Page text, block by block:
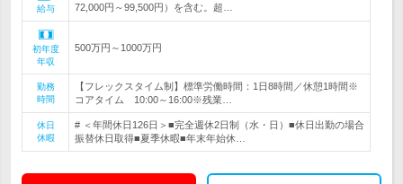
給与
72,000円～99,500円）を含む。超…
初年度
年収
500万円～1000万円
勤務
時間
【フレックスタイム制】標準労働時間：1日8時間／休憩1時間※
コアタイム 10:00～16:00※残業…
休日
休暇
# ＜年間休日126日＞■完全週休2日制（水・日）■休日出勤の場合
振替休日取得■夏季休暇■年末年始休…